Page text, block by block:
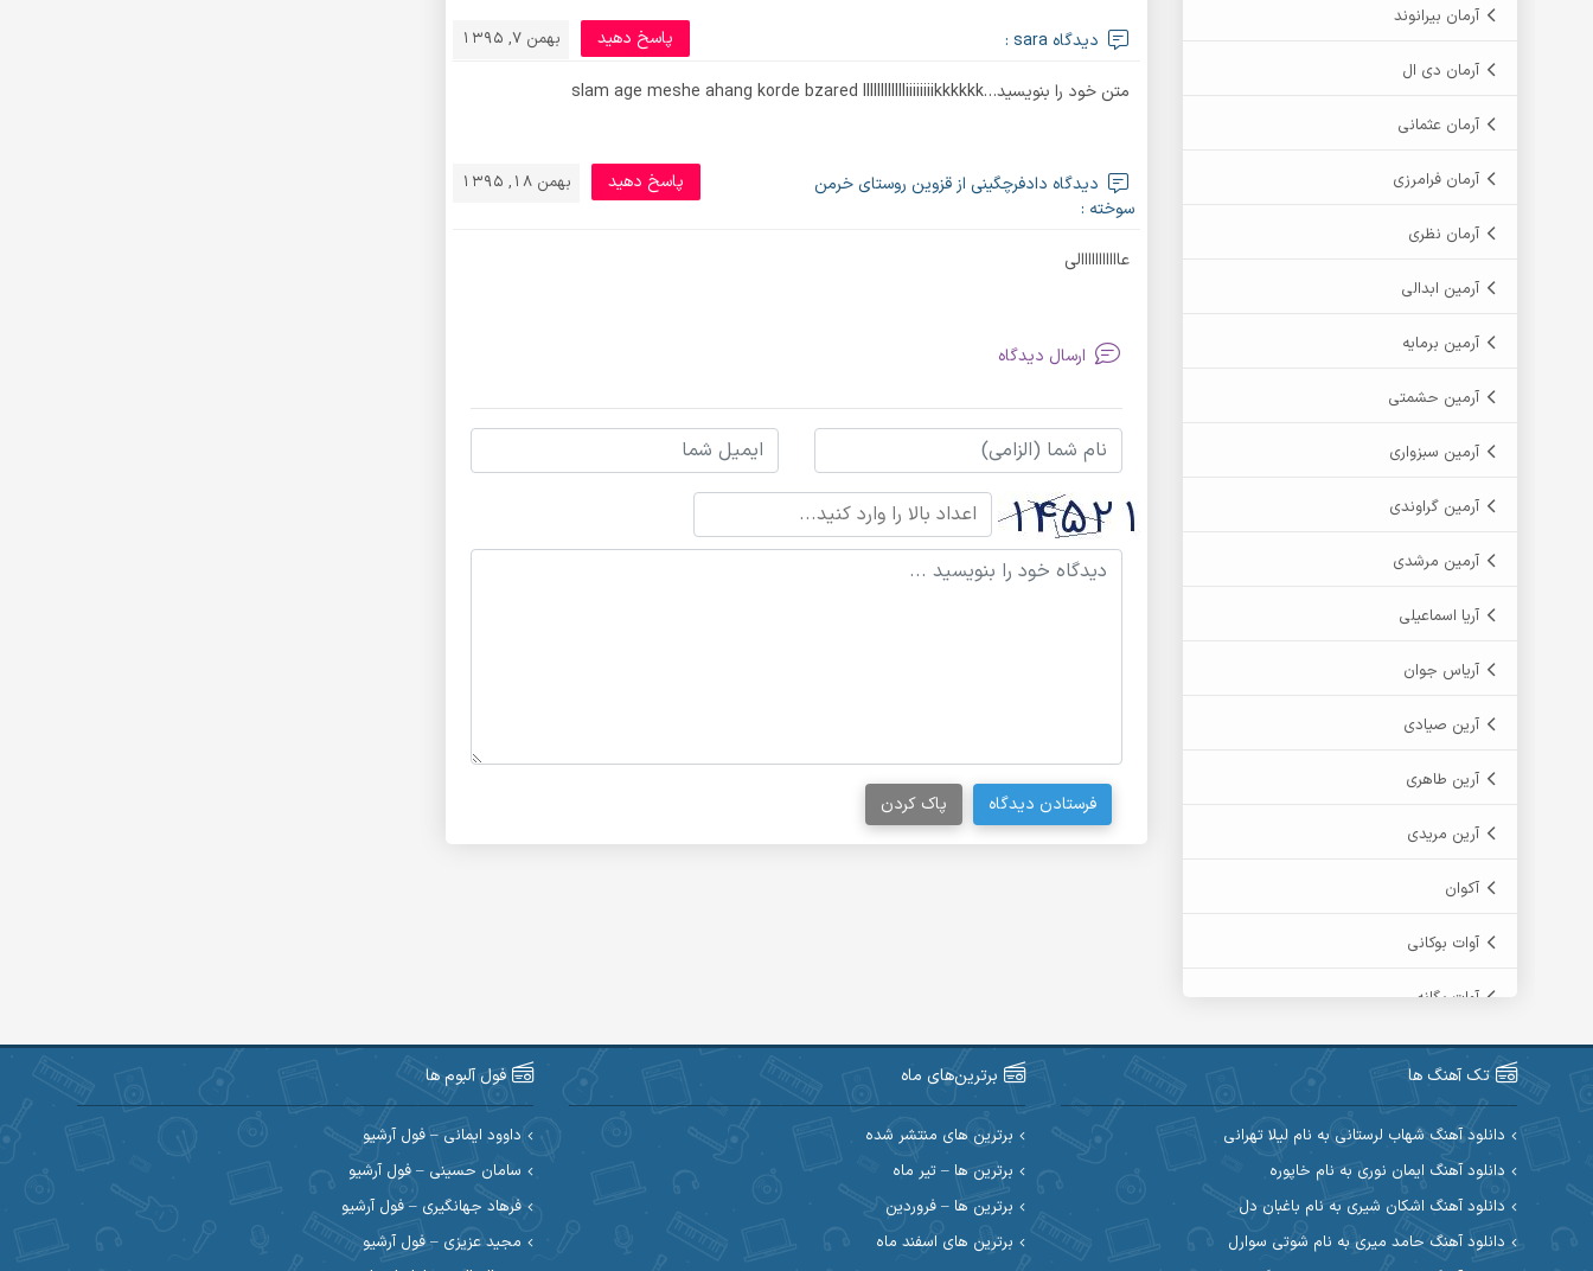
آرمان بیرانوند
آرمان دی ال
آرمان عثمانی
آرمان فرامرزی
آرمان نظری
آرمین ابدالی
آرمین برمایه
آرمین حشمتی
آرمین سبزواری
آرمین گراوندی
آرمین مرشدی
آریا اسماعیلی
آریاس جوان
آرین صیادی
آرین طاهری
آرین مریدی
آکوان
آوات بوکانی
آوات یگانه
آیت احمدنژاد
آیهان
ابراهیم شمس
ابوالحسن جاویدان
دیدگاه sara : بهمن 7, 1395 پاسخ دهید
متن خود را بنویسید…slam age meshe ahang korde bzared lllllllllllliiiiiiiikkkkkk
دیدگاه دادفرچگینی از قزوین روستای خرمن
سوخته :
بهمن 18, 1395 پاسخ دهید
عااااااااااالی
ارسال دیدگاه
فرستادن دیدگاه پاک کردن
تک آهنگ ها
دانلود آهنگ شهاب لرستانی به نام لیلا تهرانی
دانلود آهنگ ایمان نوری به نام خاپوره
دانلود آهنگ اشکان شیری به نام باغبان دل
دانلود آهنگ حامد میری به نام شوتی سوارل
برترین‌های ماه
برترین های منتشر شده
برترین ها – تیر ماه
برترین ها – فروردین
برترین های اسفند ماه
فول آلبوم ها
داوود ایمانی – فول آرشیو
سامان حسینی – فول آرشیو
فرهاد جهانگیری – فول آرشیو
مجید عزیزی – فول آرشیو